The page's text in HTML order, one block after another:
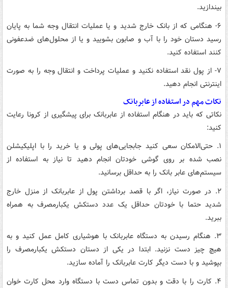
بیندازید.
۶- هنگامی که از بانک خارج شدید و یا عملیات انتقال وجه شما به پایان
رسید دستان خود را با آب و صابون بشویید و یا از محلول‌های ضدعفونی
کنند استفاده کنید.
۷- از پول نقد استفاده نکنید و عملیات پرداخت و انتقال وجه را به صورت
اینترنتی انجام دهید.
نکات مهم در استفاده از عابربانک
نکاتی که باید در هنگام استفاده از عابربانک برای پیشگیری از کرونا رعایت
کنید:
۱. حتی‌الامکان سعی کنید جابجایی‌های پولی و یا خرید را با اپلیکیشلن
نصب شده بر روی گوشی خودتان انجام دهید تا نیاز به استفاده از
سیستم‌های عابر بانک را به حداقل برسانید.
۲. در صورت نیاز، اگر با قصد برداشتن پول از عابربانک از منزل خارج
شدید حتما با خودتان حداقل یک عدد دستکش یکبارمصرف به همراه
ببرید.
۳. هنگام رسیدن به دستگاه عابربانک با هوشیاری کامل عمل کنید و به
هیچ چیز دست نزنید. ابتدا در یکی از دستان دستکش یکبارمصرف را
بپوشید و با دست دیگر کارت عابربانک را آماده سازید.
۴. کارت را با دقت و بدون تماس دست با دستگاه وارد محل کارت خوان